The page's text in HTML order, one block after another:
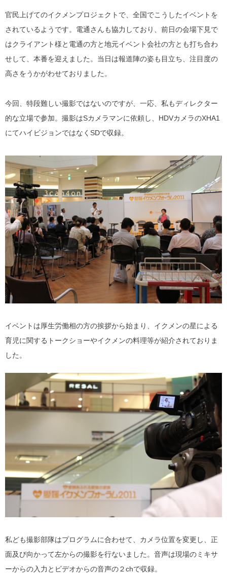
官民上げてのイクメンプロジェクトで、全国でこうしたイベントを
されているようです。電通さんも協力しており、前日の会場下見で
はクライアント様と電通の方と地元イベント会社の方とも打ち合わ
せして、本番を迎えました。当日は報道陣の姿も目立ち、注目度の
高さをうかがわせておりました。
今回、特段難しい撮影ではないのですが、一応、私もディレクター
的な立場で参加。撮影はSカメラマンに依頼し、HDVカメラのXHA1
にてハイビジョンではなくSDで収録。
イベントは厚生労働相の方の挨拶から始まり、イクメンの星による
育児に関するトークショーやイクメンの料理等が紹介されておりま
した。
私ども撮影部隊はプログラムに合わせて、カメラ位置を変更し、正
面及び向かって左からの撮影を行ないました。音声は現場のミキサ
ーからの入力とビデオからの音声の２chで収録。